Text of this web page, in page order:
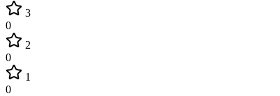
3
0
2
0
1
0